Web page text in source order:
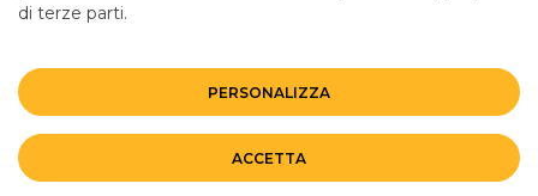
ALTRI SITI DEL GRUPPO
©BANCO BPM GRUPPO BANCARIO
Rappresentante del Gruppo IVA Banco BPM Partita IVA 10537050964
Mappa del sito Privacy Disclaimer Cookie Policy
di terze parti.
PERSONALIZZA
ACCETTA